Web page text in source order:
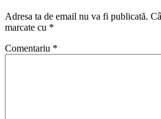
Adresa ta de email nu va fi publicată.
marcate cu *
Comentariu *